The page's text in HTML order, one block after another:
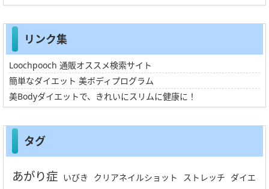
リンク集
Loochpooch 通販オススメ検索サイト
簡単なダイエット 美ボディプログラム
美Bodyダイエットで、きれいにスリムに健康に！
タグ
あがり症 いびき クリアネイルショット ストレッチ ダイエ